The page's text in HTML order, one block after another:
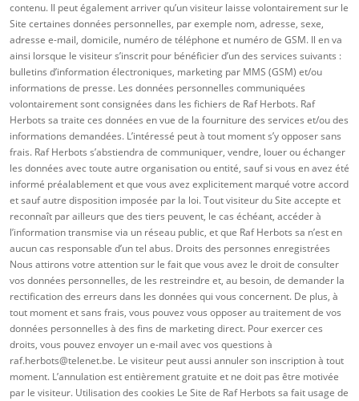
contenu. Il peut également arriver qu’un visiteur laisse volontairement sur le
Site certaines données personnelles, par exemple nom, adresse, sexe,
adresse e-mail, domicile, numéro de téléphone et numéro de GSM. Il en va
ainsi lorsque le visiteur s’inscrit pour bénéficier d’un des services suivants :
bulletins d’information électroniques, marketing par MMS (GSM) et/ou
informations de presse. Les données personnelles communiquées
volontairement sont consignées dans les fichiers de Raf Herbots. Raf
Herbots sa traite ces données en vue de la fourniture des services et/ou des
informations demandées. L’intéressé peut à tout moment s’y opposer sans
frais. Raf Herbots s’abstiendra de communiquer, vendre, louer ou échanger
les données avec toute autre organisation ou entité, sauf si vous en avez été
informé préalablement et que vous avez explicitement marqué votre accord
et sauf autre disposition imposée par la loi. Tout visiteur du Site accepte et
reconnaît par ailleurs que des tiers peuvent, le cas échéant, accéder à
l’information transmise via un réseau public, et que Raf Herbots sa n’est en
aucun cas responsable d’un tel abus. Droits des personnes enregistrées
Nous attirons votre attention sur le fait que vous avez le droit de consulter
vos données personnelles, de les restreindre et, au besoin, de demander la
rectification des erreurs dans les données qui vous concernent. De plus, à
tout moment et sans frais, vous pouvez vous opposer au traitement de vos
données personnelles à des fins de marketing direct. Pour exercer ces
droits, vous pouvez envoyer un e-mail avec vos questions à
raf.herbots@telenet.be. Le visiteur peut aussi annuler son inscription à tout
moment. L’annulation est entièrement gratuite et ne doit pas être motivée
par le visiteur. Utilisation des cookies Le Site de Raf Herbots sa fait usage de